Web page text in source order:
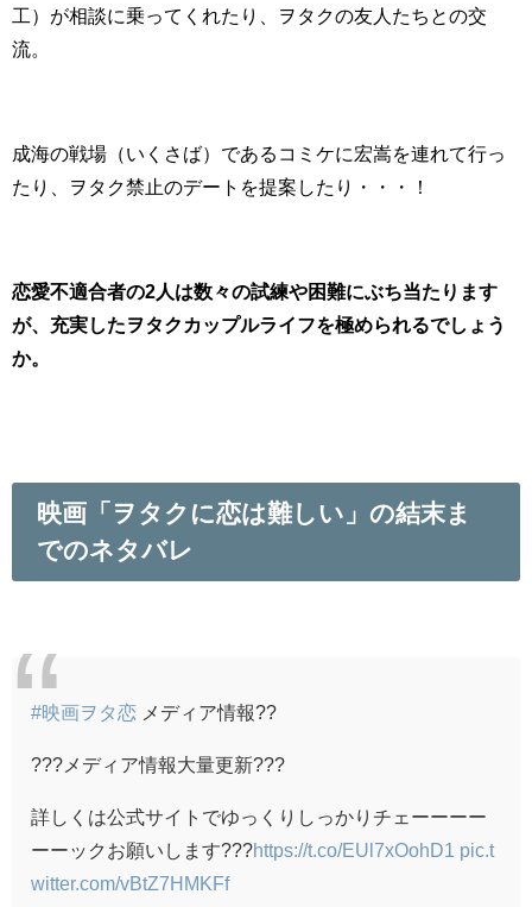
工）が相談に乗ってくれたり、ヲタクの友人たちとの交
流。
成海の戦場（いくさば）であるコミケに宏嵩を連れて行っ
たり、ヲタク禁止のデートを提案したり・・・！
恋愛不適合者の2人は数々の試練や困難にぶち当たります
が、充実したヲタクカップルライフを極められるでしょう
か。
映画「ヲタクに恋は難しい」の結末ま
でのネタバレ
#映画ヲタ恋 メディア情報??
???メディア情報大量更新???
詳しくは公式サイトでゆっくりしっかりチェーーーー
ーーックお願いします???https://t.co/EUl7xOohD1 pic.t
witter.com/vBtZ7HMKFf